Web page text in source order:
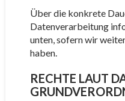
Über die konkrete
Datenverarbeitung
unten, sofern wir
haben.
RECHTE LAUT